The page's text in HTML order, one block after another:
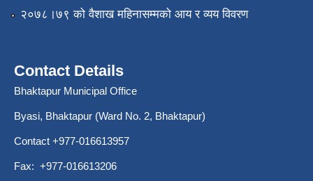
२०७८।७९ को वैशाख महिनासम्मको आय र व्यय विवरण
Contact Details
Bhaktapur Municipal Office
Byasi, Bhaktapur (Ward No. 2, Bhaktapur)
Contact +977-016613957
Fax: +977-016613206